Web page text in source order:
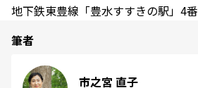
地下鉄東豊線「豊水すすきの駅」4
筆者
市之宮 直子